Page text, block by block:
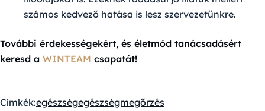
számos kedvező hatása is lesz szervezetünkre.
További érdekességekért, és életmód tanácsadásért
keresd a WINTEAM csapatát!
Címkék:egészségegészségmegőrzés